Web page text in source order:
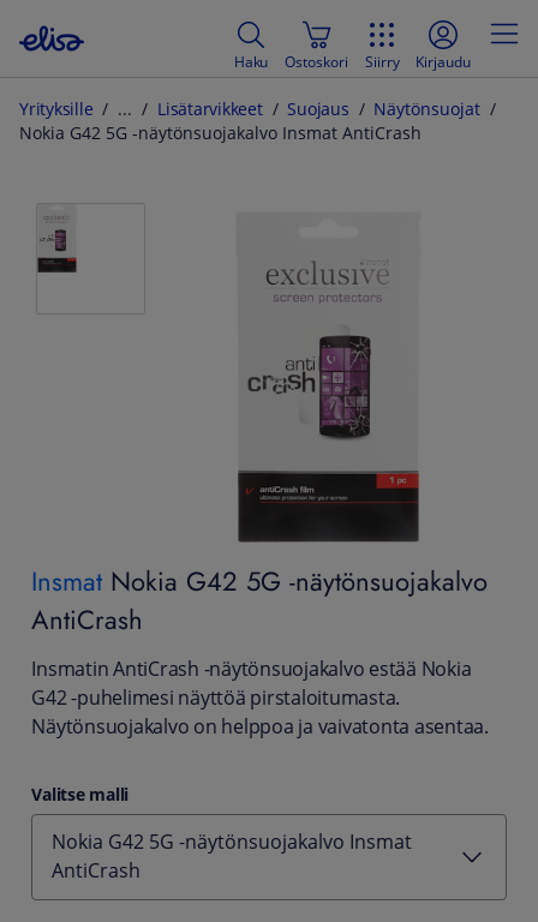
Haku Ostoskori Siirry Kirjaudu
Yrityksille Lisätarvikkeet Suojaus
Näytönsuojat
Nokia G42 5G -näytönsuojakalvo Insmat AntiCrash
Insmat Nokia G42 5G -näytönsuojakalvo
AntiCrash
Insmatin AntiCrash -näytönsuojakalvo estää Nokia
G42 -puhelimesi näyttöä pirstaloitumasta.
Näytönsuojakalvo on helppoa ja vaivatonta asentaa.
Valitse malli
Nokia G42 5G -näytönsuojakalvo Insmat
AntiCrash